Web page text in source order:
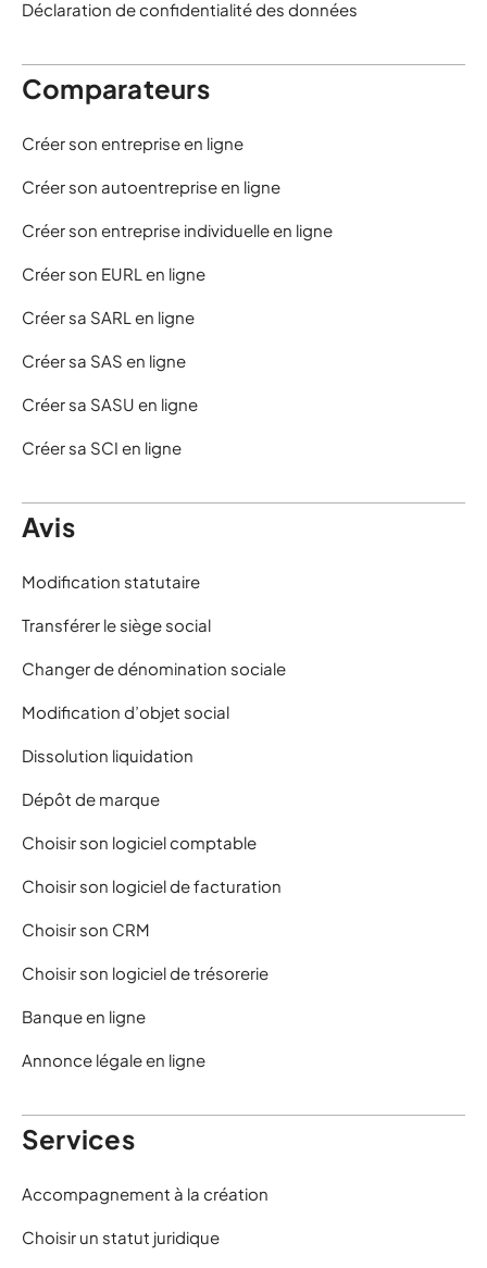
Déclaration de confidentialité des données
Comparateurs
Créer son entreprise en ligne
Créer son autoentreprise en ligne
Créer son entreprise individuelle en ligne
Créer son EURL en ligne
Créer sa SARL en ligne
Créer sa SAS en ligne
Créer sa SASU en ligne
Créer sa SCI en ligne
Avis
Modification statutaire
Transférer le siège social
Changer de dénomination sociale
Modification d’objet social
Dissolution liquidation
Dépôt de marque
Choisir son logiciel comptable
Choisir son logiciel de facturation
Choisir son CRM
Choisir son logiciel de trésorerie
Banque en ligne
Annonce légale en ligne
Services
Accompagnement à la création
Choisir un statut juridique